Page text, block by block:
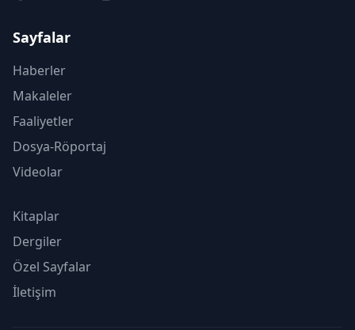
Sayfalar
Haberler
Makaleler
Faaliyetler
Dosya-Röportaj
Videolar
Kitaplar
Dergiler
Özel Sayfalar
İletişim